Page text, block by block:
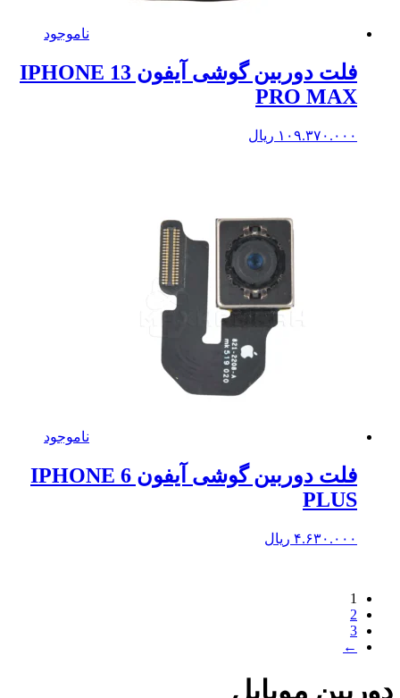
ناموجود
فلت دوربین گوشی آیفون IPHONE 13
PRO MAX
۱۰۹.۳۷۰.۰۰۰ ریال
ناموجود
فلت دوربین گوشی آیفون IPHONE 6
PLUS
۴.۶۳۰.۰۰۰ ریال
←
موبایل